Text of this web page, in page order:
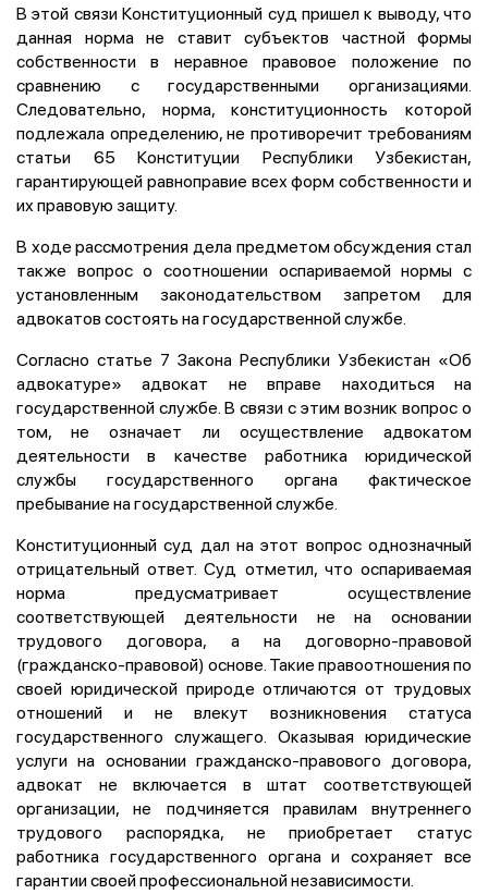
В этой связи Конституционный суд пришел к выводу, что
данная норма не ставит субъектов частной формы
собственности в неравное правовое положение по
сравнению с государственными организациями.
Следовательно, норма, конституционность которой
подлежала определению, не противоречит требованиям
статьи 65 Конституции Республики Узбекистан,
гарантирующей равноправие всех форм собственности и
их правовую защиту.
В ходе рассмотрения дела предметом обсуждения стал
также вопрос о соотношении оспариваемой нормы с
установленным законодательством запретом для
адвокатов состоять на государственной службе.
Согласно статье 7 Закона Республики Узбекистан «Об
адвокатуре» адвокат не вправе находиться на
государственной службе. В связи с этим возник вопрос о
том, не означает ли осуществление адвокатом
деятельности в качестве работника юридической
службы государственного органа фактическое
пребывание на государственной службе.
Конституционный суд дал на этот вопрос однозначный
отрицательный ответ. Суд отметил, что оспариваемая
норма предусматривает осуществление
соответствующей деятельности не на основании
трудового договора, а на договорно-правовой
(гражданско-правовой) основе. Такие правоотношения по
своей юридической природе отличаются от трудовых
отношений и не влекут возникновения статуса
государственного служащего. Оказывая юридические
услуги на основании гражданско-правового договора,
адвокат не включается в штат соответствующей
организации, не подчиняется правилам внутреннего
трудового распорядка, не приобретает статус
работника государственного органа и сохраняет все
гарантии своей профессиональной независимости.